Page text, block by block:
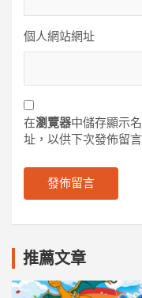
個人網站網址
在瀏覽器中儲存顯示
址，以供下次發佈留
推薦文章